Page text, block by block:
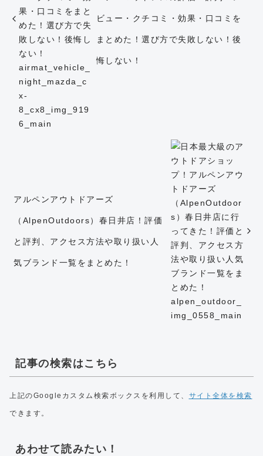
ビュー・クチコミ・効果・口コミを
まとめた！選び方で失敗しない！後
悔しない！
アルペンアウトドアーズ
（AlpenOutdoors）春日井店！評価
と評判、アクセス方法や取り扱い人
気ブランド一覧をまとめた！
記事の検索はこちら
上記のGoogleカスタム検索ボックスを利用して、 サイト全体を検索
できます。
あわせて読みたい！